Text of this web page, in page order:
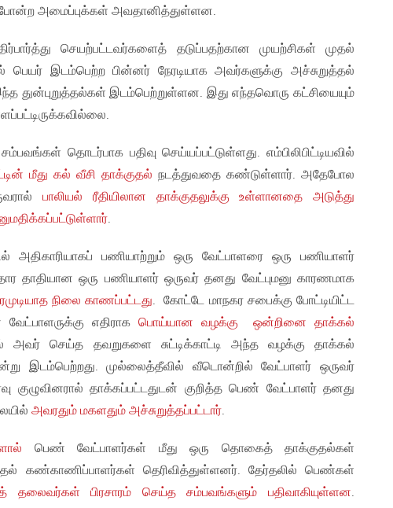
அமைப்புக்கள் அவதானித்துள்ளன.
செயற்பட்டவர்களைத் தடுப்பதற்கான முயற்சிகள் முதல்
பெயர் இடம்பெற்ற பின்னர் நேரடியாக அவர்களுக்கு அச்சுறுத்தல்
துன்புறுத்தல்கள் இடம்பெற்றுள்ளன. இது எந்தவொரு கட்சியையும்
தொடர்பாக பதிவு செய்யப்பட்டுள்ளது. எம்பிலிபிட்டியவில்
மீது கல் வீசி தாக்குதல் நடத்துவதை கண்டுள்ளார். அதேபோல
பாலியல் ரீதியிலான தாக்குதலுக்கு உள்ளானதை அடுத்து
.
அதிகாரியாகப் பணியாற்றும் ஒரு வேட்பாளரை ஒரு பணியாளர்
தாதியான ஒரு பணியாளர் ஒருவர் தனது வேட்புமனு காரணமாக
நிலை காணப்பட்டது. கோட்டே மாநகர சபைக்கு போட்டியிட்ட
எதிராக பொய்யான வழக்கு ஒன்றினை தாக்கல்
அவர் செய்த தவறுகளை சுட்டிக்காட்டி அந்த வழக்கு தாக்கல்
இடம்பெற்றது. முல்லைத்தீவில் வீடொன்றில் வேட்பாளர் ஒருவர்
குழுவினரால் தாக்கப்பட்டதுடன் குறித்த பெண் வேட்பாளர் தனது
அவரதும் மகளதும் அச்சுறுத்தப்பட்டார்.
பெண் வேட்பாளர்கள் மீது ஒரு தொகைத் தாக்குதல்கள்
கண்காணிப்பாளர்கள் தெரிவித்துள்ளனர். தேர்தலில் பெண்கள்
தலைவர்கள் பிரசாரம் செய்த சம்பவங்களும் பதிவாகியுள்ளன.